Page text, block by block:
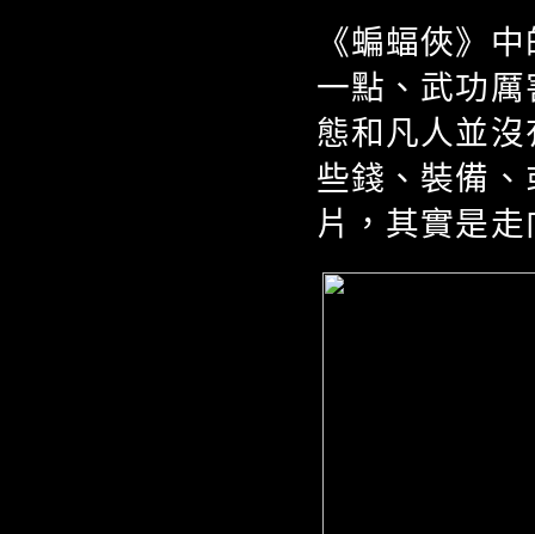
《蝙蝠俠》
一點、武功
態和凡人並
些錢、裝備
片，其實是